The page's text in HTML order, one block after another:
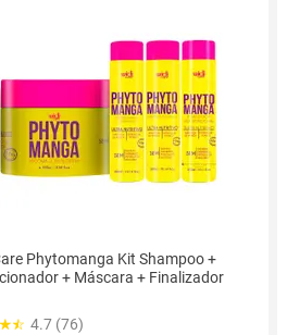
Phytomanga Kit Shampoo +
+ Máscara + Finalizador
4.7 (76)